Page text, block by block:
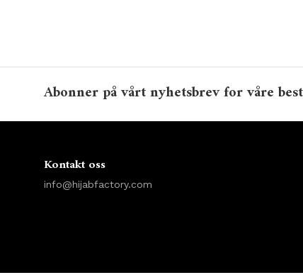
Abonner på vårt nyhetsbrev for våre
Kontakt oss
info@hijabfactory.com